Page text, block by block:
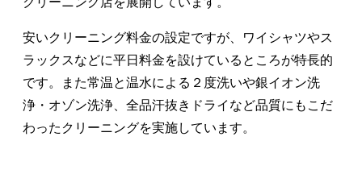
安いクリーニング料金の設定ですが、ワイシャツやス
ラックスなどに平日料金を設けているところが特長的
です。また常温と温水による２度洗いや銀イオン洗
浄・オゾン洗浄、全品汗抜きドライなど品質にもこだ
わったクリーニングを実施しています。